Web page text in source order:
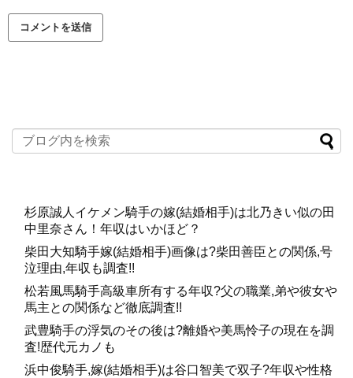
杉原誠人イケメン騎手の嫁(結婚相手)は北乃きい似の田
中里奈さん！年収はいかほど？
柴田大知騎手嫁(結婚相手)画像は?柴田善臣との関係,号
泣理由,年収も調査!!
松若風馬騎手高級車所有する年収?父の職業,弟や彼女や
馬主との関係など徹底調査!!
武豊騎手の浮気のその後は?離婚や美馬怜子の現在を調
査!歴代元カノも
浜中俊騎手,嫁(結婚相手)は谷口智美で双子?年収や性格